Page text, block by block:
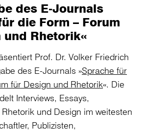
des E-Journals
die Form – Forum
Rhetorik«
Prof. Dr. Volker Friedrich
des E-Journals »Sprache für
für Design und Rhetorik«. Die
Interviews, Essays,
und Design im weitesten
Publizisten,